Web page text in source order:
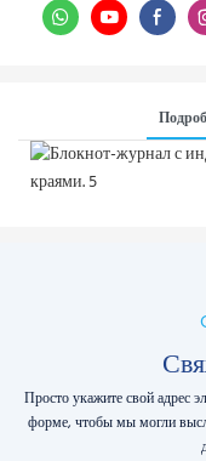
Просто укажите свой адрес
форме, чтобы мы могли